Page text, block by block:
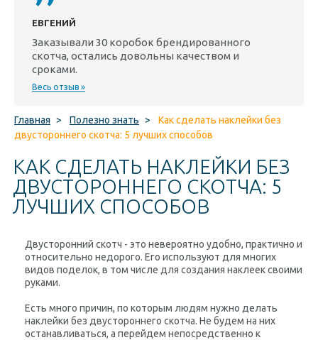
ЕВГЕНИЙ
Заказывали 30 коробок брендированного
скотча, остались довольны качеством и
сроками.
Весь отзыв »
Главная > Полезно знать >
Как сделать наклейки без
двустороннего скотча: 5 лучших способов
КАК СДЕЛАТЬ НАКЛЕЙКИ БЕЗ
ДВУСТОРОННЕГО СКОТЧА: 5
ЛУЧШИХ СПОСОБОВ
Двусторонний скотч - это невероятно удобно, практично и
относительно недорого. Его используют для многих
видов поделок, в том числе для создания наклеек своими
руками.
Есть много причин, по которым людям нужно делать
наклейки без двустороннего скотча. Не будем на них
останавливаться, а перейдем непосредственно к